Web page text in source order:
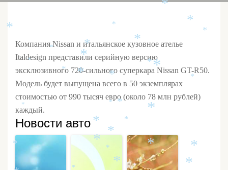
Компания Nissan и итальянское кузовное ателье
Italdesign представили серийную версию
эксклюзивного 720-сильного суперкара Nissan GT-R50.
Модель будет выпущена всего в 50 экземплярах
стоимостью от 990 тысяч евро (около 78 млн рублей)
каждый.
Новости авто *
*
* *
*
*
*
*
*
*
*
*
*
*
*
*
*
*
*
*
*
*
*
*
*
*
*